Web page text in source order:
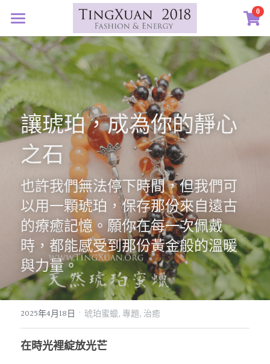
0
首頁
定製藝廊
許願首飾
客訂圖集
創作選購
系列設計
01｜星球羈絆
02｜夏戀女神
03｜遠古遺珠
04｜藍星精靈
05｜自然樂章
06｜玉韻茶香
07｜眾神禮讚
08｜寶石旅行
定製表單
認識素材
礦寶晶石
琥珀蜜蠟
香中之金
優雅珍珠
溫潤玉石
礦寶絮語
認識我們
關於我們
常見問答
珠寶設計TXJ
搜索
創作選購
讓琥珀，成為你的靜心
之石
也許我們無法停下時間，但我們可
以用一顆琥珀，保存那份來自遠古
的療癒記憶。願你在每一次佩戴
時，都能感受到那份黃金般的溫暖
與力量。
2025年4月18日 · 琥珀蜜蠟,專題, 治癒
在時光裡綻放光芒
×
商品分類
所有商品分類